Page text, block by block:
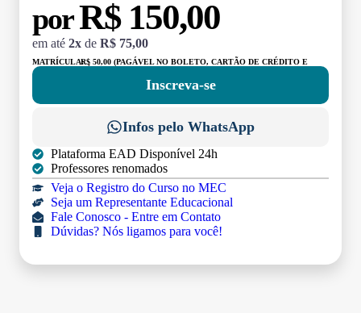
porR$ 150,00
em até 2x de R$ 75,00
MATRÍCULA:R$ 50,00 (PAGÁVEL NO BOLETO, CARTÃO DE CRÉDITO E
Inscreva-se
Infos pelo WhatsApp
Plataforma EAD Disponível 24h
Professores renomados
Veja o Registro do Curso no MEC
Seja um Representante Educacional
Fale Conosco - Entre em Contato
Dúvidas? Nós ligamos para você!